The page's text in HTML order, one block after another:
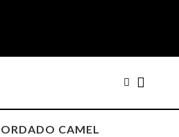
CAMEL